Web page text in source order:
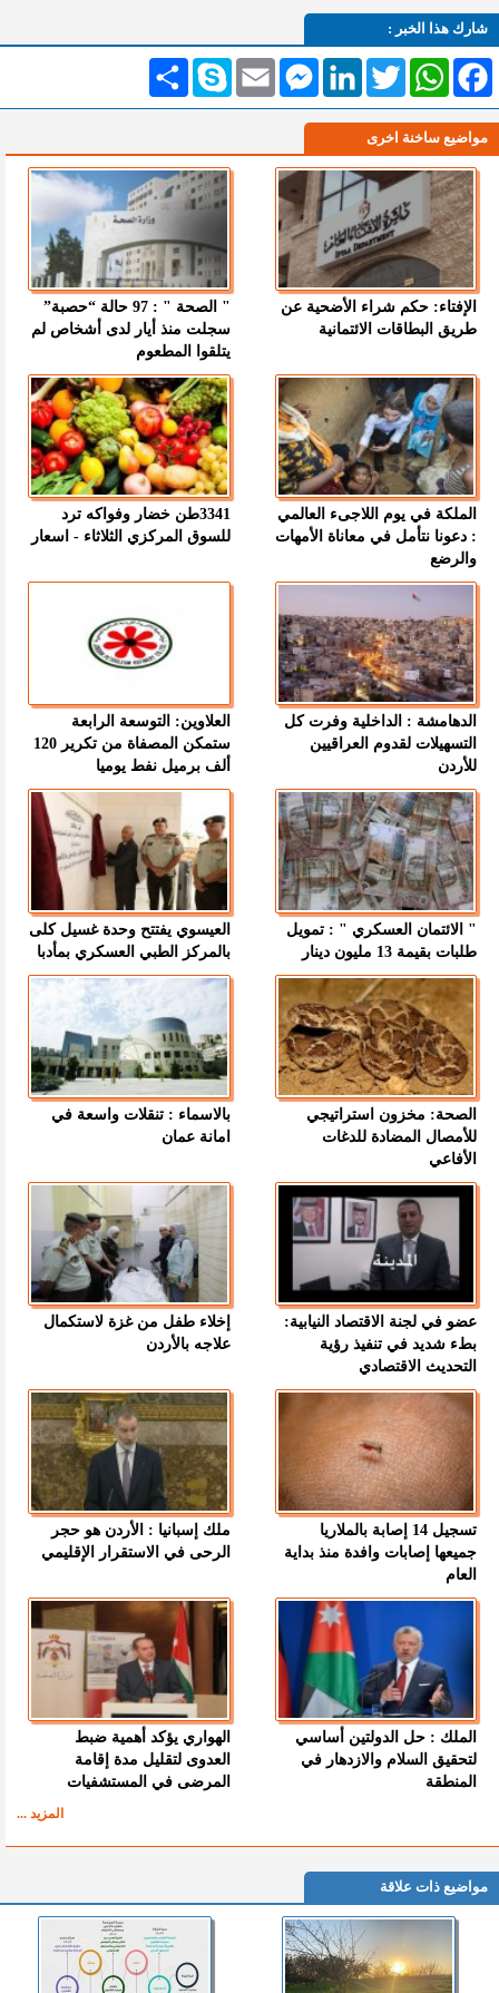
شارك هذا الخبر :
انشر Skype Email
MessengerLinkedInTwitterWhatsAppFacebook
مواضيع ساخنة اخرى
الإفتاء: حكم شراء الأضحية عن
طريق البطاقات الائتمانية
" الصحة " : 97 حالة “حصبة”
سجلت منذ أيار لدى أشخاص لم
يتلقوا المطعوم
الملكة في يوم اللاجىء العالمي
: دعونا نتأمل في معاناة الأمهات
والرضع
3341طن خضار وفواكه ترد
للسوق المركزي الثلاثاء - اسعار
الدهامشة : الداخلية وفرت كل
التسهيلات لقدوم العراقيين
للأردن
العلاوين: التوسعة الرابعة
ستمكن المصفاة من تكرير 120
ألف برميل نفط يوميا
" الائتمان العسكري " : تمويل
طلبات بقيمة 13 مليون دينار
العيسوي يفتتح وحدة غسيل كلى
بالمركز الطبي العسكري بمأدبا
الصحة: مخزون استراتيجي
للأمصال المضادة للدغات
الأفاعي
بالاسماء : تنقلات واسعة في
امانة عمان
عضو في لجنة الاقتصاد النيابية:
بطء شديد في تنفيذ رؤية
التحديث الاقتصادي
إخلاء طفل من غزة لاستكمال
علاجه بالأردن
تسجيل 14 إصابة بالملاريا
جميعها إصابات وافدة منذ بداية
العام
ملك إسبانيا : الأردن هو حجر
الرحى في الاستقرار الإقليمي
الملك : حل الدولتين أساسي
لتحقيق السلام والازدهار في
المنطقة
الهواري يؤكد أهمية ضبط
العدوى لتقليل مدة إقامة
المرضى في المستشفيات
المزيد ...
مواضيع ذات علاقة